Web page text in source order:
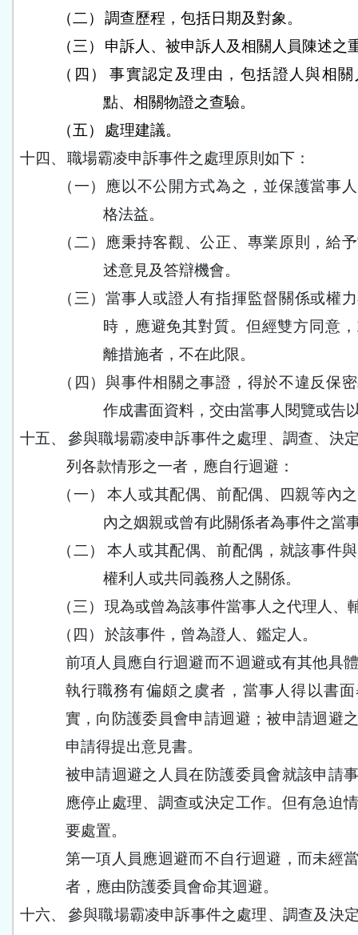
（二） 調查歷程，包括日期及對象。
（三）
申訴人、被申訴人及相關人員陳述之
（四）
事實認定及理由，包括證人與相
點、相關物證之查驗。
（五）
處理建議。
十四、 職場霸凌申訴事件之處理原則如下：
（一） 應以不公開方式為之，並保護當事
格法益。
（二） 應秉持客觀、公正、專業原則，給
述意見及答辯機會。
（三）當事人或證人有指揮監督關係或權
時，應避免其對質。但經雙方同意
離措施者，不在此限。
（四）與事件相關之事證，得於不違反保
作成書面資料，交由當事人閱覽或告
十五、
參與職場霸凌申訴事件之處理、調查、決
列各款情形之一者，應自行迴避：
（一）
本人或其配偶、前配偶、四親等內
內之姻親或曾有此關係者為事件之當
（二）
本人或其配偶、前配偶，就該事件
權利人或共同義務人之關係。
（三） 現為或曾為該事件當事人之代理人、
（四） 於該事件，曾為證人、鑑定人。
前項人員應自行迴避而不迴避或有其他具
執行職務有偏頗之虞者，當事人得以書
實，向防護委員會申請迴避；被申請迴避
申請得提出意見書。
被申請迴避之人員在防護委員會就該申請
應停止處理、調查或決定工作。但有急迫
要處置。
第一項人員應迴避而不自行迴避，而未經
者，應由防護委員會命其迴避。
十六、
參與職場霸凌申訴事件之處理、調查及決